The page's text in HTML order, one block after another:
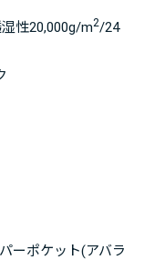
性20,000g/m2/24
ーポケット(アバラ